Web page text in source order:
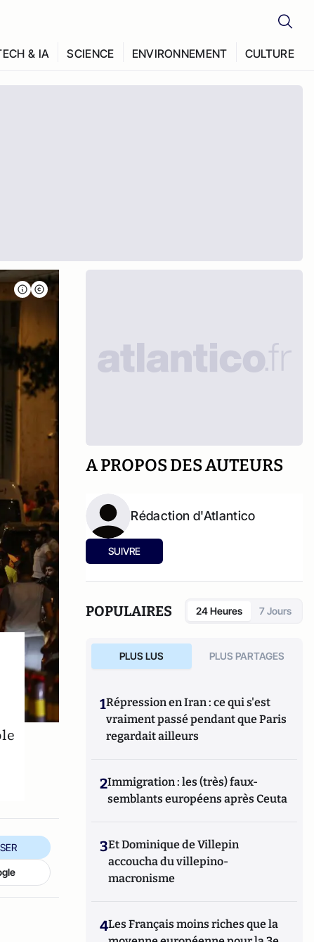
& IA SCIENCE ENVIRONNEMENT CULTURE
A PROPOS DES AUTEURS
Rédaction d'Atlantico
SUIVRE
POPULAIRES 24 Heures 7 Jours
PLUS LUS PLUS PARTAGES
1Répression en Iran : ce qui s'est
vraiment passé pendant que Paris
regardait ailleurs
2Immigration : les (très) faux-
semblants européens après Ceuta
3Et Dominique de Villepin
accoucha du villepino-
macronisme
4Les Français moins riches que la